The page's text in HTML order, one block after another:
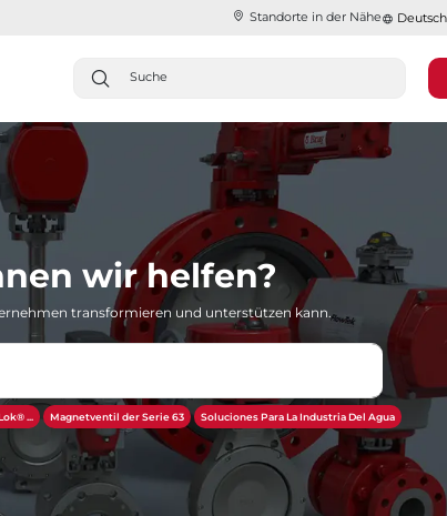
Standorte in der Nähe​​​​​​​ Deutsch
wir helfen?
transformieren und unterstützen kann.
... Magnetventil der Serie 63 Soluciones Para La Industria Del Agua